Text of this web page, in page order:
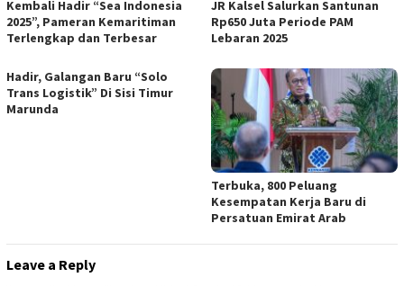
Kembali Hadir “Sea Indonesia
2025”, Pameran Kemaritiman
Terlengkap dan Terbesar
JR Kalsel Salurkan Santunan
Rp650 Juta Periode PAM
Lebaran 2025
Hadir, Galangan Baru “Solo
Trans Logistik” Di Sisi Timur
Marunda
Terbuka, 800 Peluang
Kesempatan Kerja Baru di
Persatuan Emirat Arab
Leave a Reply